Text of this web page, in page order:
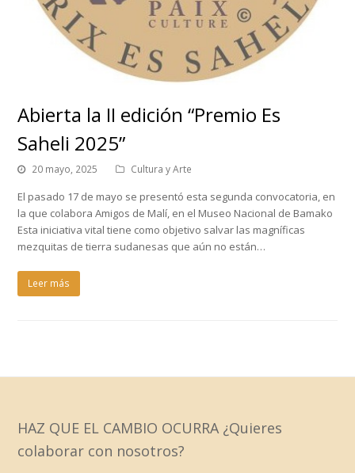
Abierta la II edición “Premio Es
Saheli 2025”
20 mayo, 2025 Cultura y Arte
El pasado 17 de mayo se presentó esta segunda convocatoria, en
la que colabora Amigos de Malí, en el Museo Nacional de Bamako
Esta iniciativa vital tiene como objetivo salvar las magníficas
mezquitas de tierra sudanesas que aún no están…
Leer más
HAZ QUE EL CAMBIO OCURRA ¿Quieres
colaborar con nosotros?